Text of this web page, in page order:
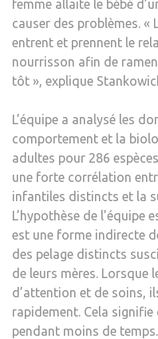
femme allaite le bébé
causer des problèmes. «
entrent et prennent le
nourrisson afin de
tôt », explique
L’équipe a analysé les
comportement et la
adultes pour 286
une forte corrélation
infantiles distincts et la
L’hypothèse de l’équipe
est une forme indirecte
des pelage distincts
de leurs mères. Lorsque
d’attention et de soins,
rapidement. Cela signifie
pendant moins de